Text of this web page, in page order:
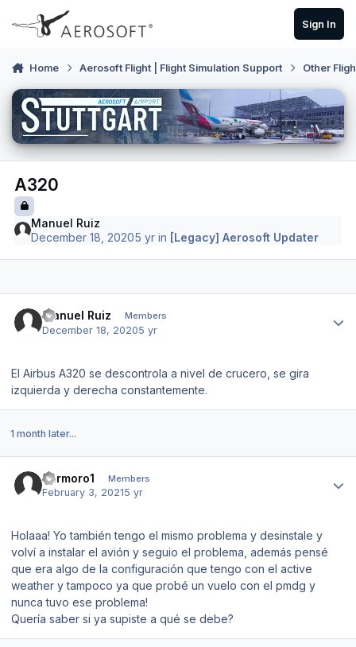
Skip to content
Sign In
Home Aerosoft Flight | Flight Simulation Support Other
A320
Manuel Ruiz
December 18, 20205 yr in [Legacy] Aerosoft Updater
Manuel Ruiz Members
December 18, 20205 yr
El Airbus A320 se descontrola a nivel de crucero, se gira
izquierda y derecha constantemente.
1 month later...
carmoro1 Members
February 3, 20215 yr
Holaaa! Yo también tengo el mismo problema y desinstale y
volví a instalar el avión y seguio el problema, además pensé
que era algo de la configuración que tengo con el active
weather y tampoco ya que probé un vuelo con el pmdg y
nunca tuvo ese problema!
Quería saber si ya supiste a qué se debe?